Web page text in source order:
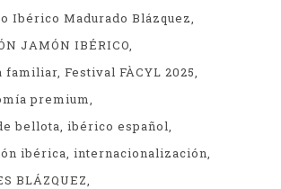
Ibérico Madurado Blázquez
JAMÓN IBÉRICO
familiar Festival FÀCYL 2025
premium
bellota ibérico español
ibérica internacionalización
BLÁZQUEZ